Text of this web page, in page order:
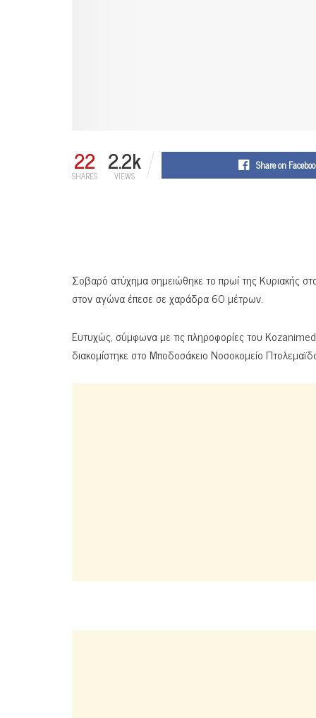
22
SHARES 2.2k
VIEWS
Share on
Σοβαρό ατύχημα σημειώθηκε το πρωί της Κυριακής
στον αγώνα έπεσε σε χαράδρα 60 μέτρων.
Ευτυχώς, σύμφωνα με τις πληροφορίες του
διακομίστηκε στο Μποδοσάκειο Νοσοκομείο